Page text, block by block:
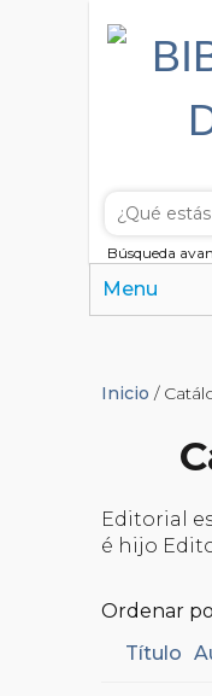
Búsqueda
Menu
Inicio /
Editorial
é hijo
Ordenar
Título